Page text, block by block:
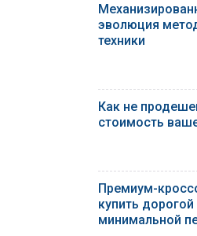
эволюция
техники
Как не
стоимость
Премиум-
купить
минимальной